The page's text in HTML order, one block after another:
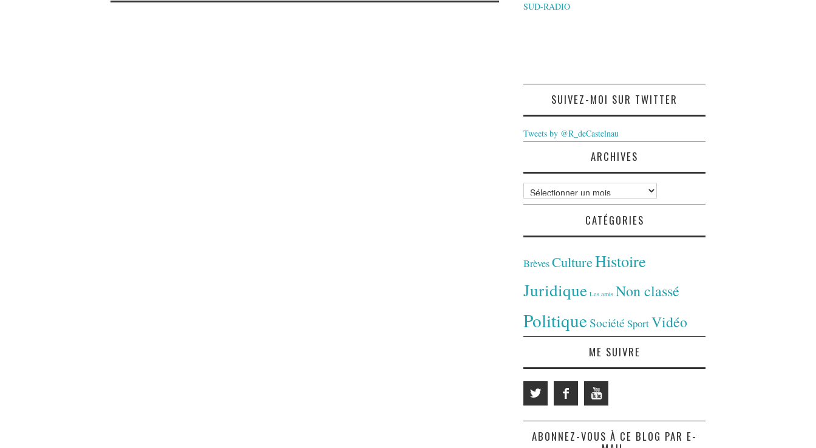
SUD-RADIO
SUIVEZ-MOI SUR TWITTER
Tweets by @R_deCastelnau
ARCHIVES
Archives
CATÉGORIES
BrèvesCultureHistoire
Juridique Les amis Non classé
PolitiqueSociété SportVidéo
ME SUIVRE
ABONNEZ-VOUS À CE BLOG PAR E-